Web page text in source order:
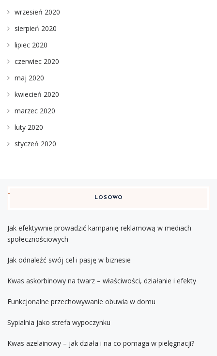
wrzesień 2020
sierpień 2020
lipiec 2020
czerwiec 2020
maj 2020
kwiecień 2020
marzec 2020
luty 2020
styczeń 2020
LOSOWO
Jak efektywnie prowadzić kampanię reklamową w mediach
społecznościowych
Jak odnaleźć swój cel i pasję w biznesie
Kwas askorbinowy na twarz – właściwości, działanie i efekty
Funkcjonalne przechowywanie obuwia w domu
Sypialnia jako strefa wypoczynku
Kwas azelainowy – jak działa i na co pomaga w pielęgnacji?